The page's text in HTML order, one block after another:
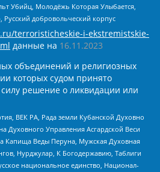
Убийц, Молодёжь Которая Улыбается,
добровольческий корпус
terroristicheskie-i-ekstremistskie-
данные на 16.11.2023
объединений и религиозных
которых судом принято
решение о ликвидации или
ВЕК РА, Рада земли Кубанской Духовно
Духовного Управления Асгардской Веси
Капища Веды Перуна, Мужская Духовная
Нурджулар, К Богодержавию, Таблиги
национальное единство, Национал-